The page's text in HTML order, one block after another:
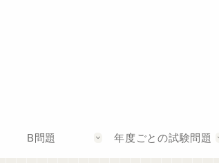
B問題 年度ごとの試験問題